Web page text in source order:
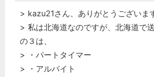
> kazu21さん、ありがとうございま
> 私は北海道なのですが、北海道で
の３は、
> ・パートタイマー
> ・アルバイト